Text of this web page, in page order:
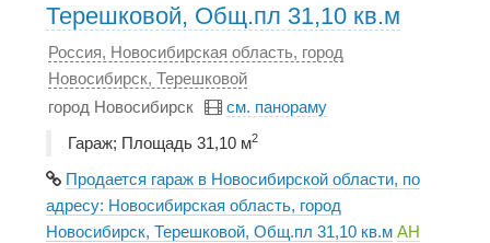
Терешковой, Общ.пл 31,10 кв.м
Россия, Новосибирская область, город
Новосибирск, Терешковой
город Новосибирск
см. панораму
Гараж; Площадь 31,10 м2
Продается гараж в Новосибирской области, по
адресу: Новосибирская область, город
Новосибирск, Терешковой, Общ.пл 31,10 кв.м АН